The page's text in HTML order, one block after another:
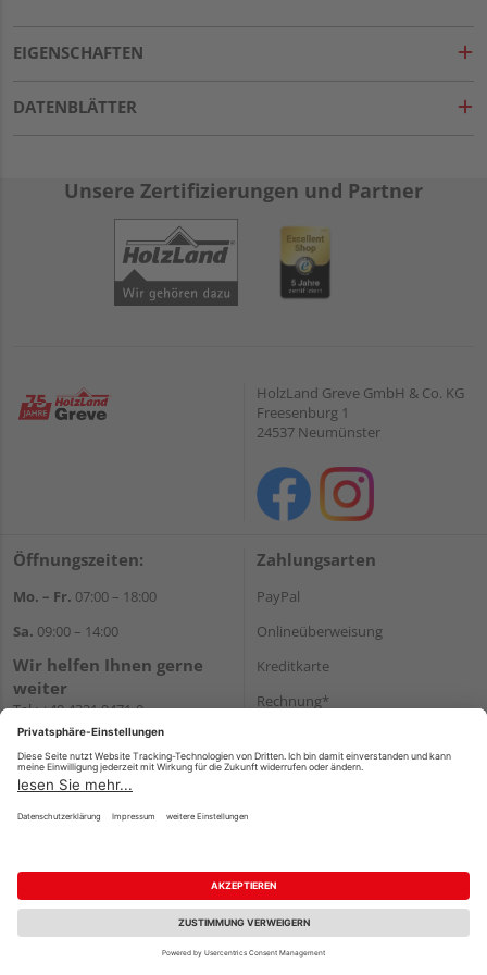
EIGENSCHAFTEN
DATENBLÄTTER
Unsere Zertifizierungen und Partner
HolzLand Greve GmbH & Co. KG
Freesenburg 1
24537 Neumünster
Öffnungszeiten:
Mo. – Fr. 07:00 – 18:00
Sa. 09:00 – 14:00
Wir helfen Ihnen gerne
weiter
Tel.:+49 4321 9471-0
E-Mail:shop@holzland-greve.de
Zahlungsarten
PayPal
Onlineüberweisung
Kreditkarte
Rechnung*
Versand
Impressum AGB Widerruf
Datenschutz
Reservierungsbedingungen
Vertrag widerrufen